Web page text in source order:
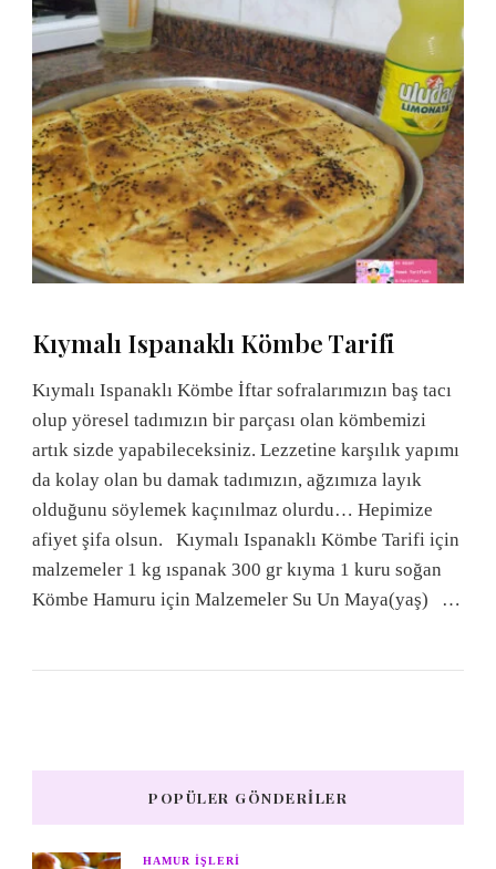
Kıymalı Ispanaklı Kömbe Tarifi
Kıymalı Ispanaklı Kömbe İftar sofralarımızın baş tacı
olup yöresel tadımızın bir parçası olan kömbemizi
artık sizde yapabileceksiniz. Lezzetine karşılık yapımı
da kolay olan bu damak tadımızın, ağzımıza layık
olduğunu söylemek kaçınılmaz olurdu… Hepimize
afiyet şifa olsun. Kıymalı Ispanaklı Kömbe Tarifi için
malzemeler 1 kg ıspanak 300 gr kıyma 1 kuru soğan
Kömbe Hamuru için Malzemeler Su Un Maya(yaş) …
POPÜLER GÖNDERILER
HAMUR IŞLERI